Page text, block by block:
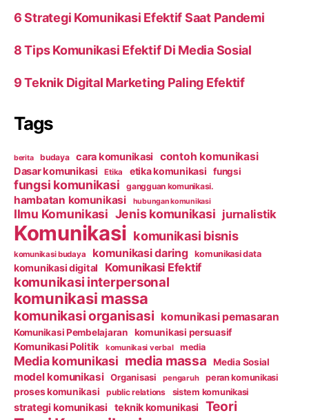
6 Strategi Komunikasi Efektif Saat Pandemi
8 Tips Komunikasi Efektif Di Media Sosial
9 Teknik Digital Marketing Paling Efektif
Tags
berita budaya cara komunikasi contoh komunikasi
Dasar komunikasi Etika etika komunikasi fungsi
fungsi komunikasi gangguan komunikasi.
hambatan komunikasi hubungan komunikasi
Ilmu Komunikasi Jenis komunikasi jurnalistik
Komunikasi komunikasi bisnis
komunikasi budaya komunikasi daring komunikasi data
komunikasi digital Komunikasi Efektif
komunikasi interpersonal
komunikasi massa
komunikasi organisasi komunikasi pemasaran
Komunikasi Pembelajaran komunikasi persuasif
Komunikasi Politik komunikasi verbal media
Media komunikasi media massa Media Sosial
model komunikasi Organisasi pengaruh peran komunikasi
proses komunikasi public relations sistem komunikasi
strategi komunikasi teknik komunikasi Teori